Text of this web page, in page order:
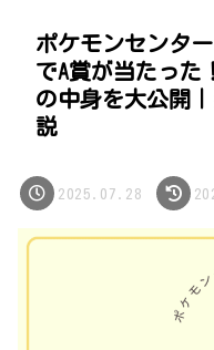
ポケモンセンタ
でA賞が当たった
の中身を大公開
説
2025.07.28